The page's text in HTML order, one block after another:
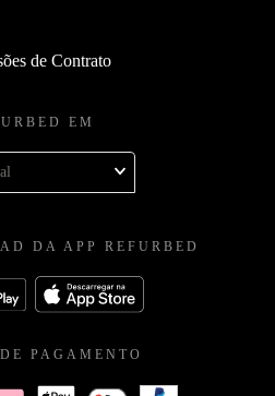
de Contrato
EM
DA APP REFURBED
PAGAMENTO